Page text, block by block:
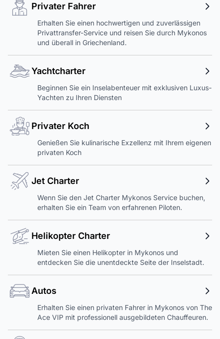
Privater Fahrer
Erhalten Sie einen hochwertigen und zuverlässigen
Privattransfer-Service und reisen Sie durch Mykonos
und überall in Griechenland.
Yachtcharter
Beginnen Sie ein Inselabenteuer mit exklusiven Luxus-
Yachten zu Ihren Diensten
Privater Koch
Genießen Sie kulinarische Exzellenz mit Ihrem eigenen
privaten Koch
Jet Charter
Wenn Sie den Jet Charter Mykonos Service buchen,
erhalten Sie ein Team von erfahrenen Piloten.
Helikopter Charter
Mieten Sie einen Helikopter in Mykonos und
entdecken Sie die unentdeckte Seite der Inselstadt.
Autos
Erhalten Sie einen privaten Fahrer in Mykonos von The
Ace VIP mit professionell ausgebildeten Chauffeuren.